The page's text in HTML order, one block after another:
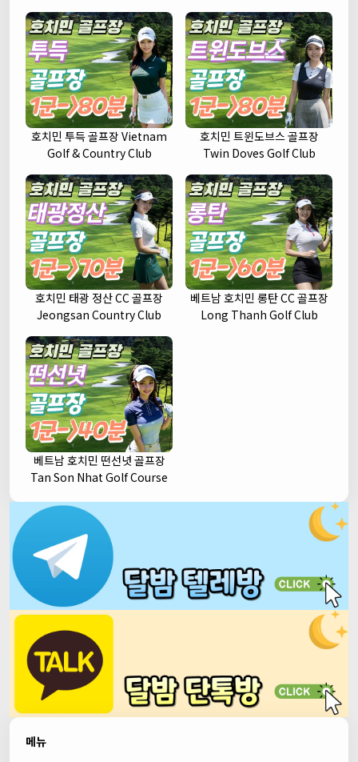
호치민 투득 골프장 Vietnam
Golf & Country Club
호치민 트윈도브스 골프장
Twin Doves Golf Club
호치민 태광 정산 CC 골프장
Jeongsan Country Club
베트남 호치민 롱탄 CC 골프장
Long Thanh Golf Club
베트남 호치민 떤선녓 골프장
Tan Son Nhat Golf Course
메뉴